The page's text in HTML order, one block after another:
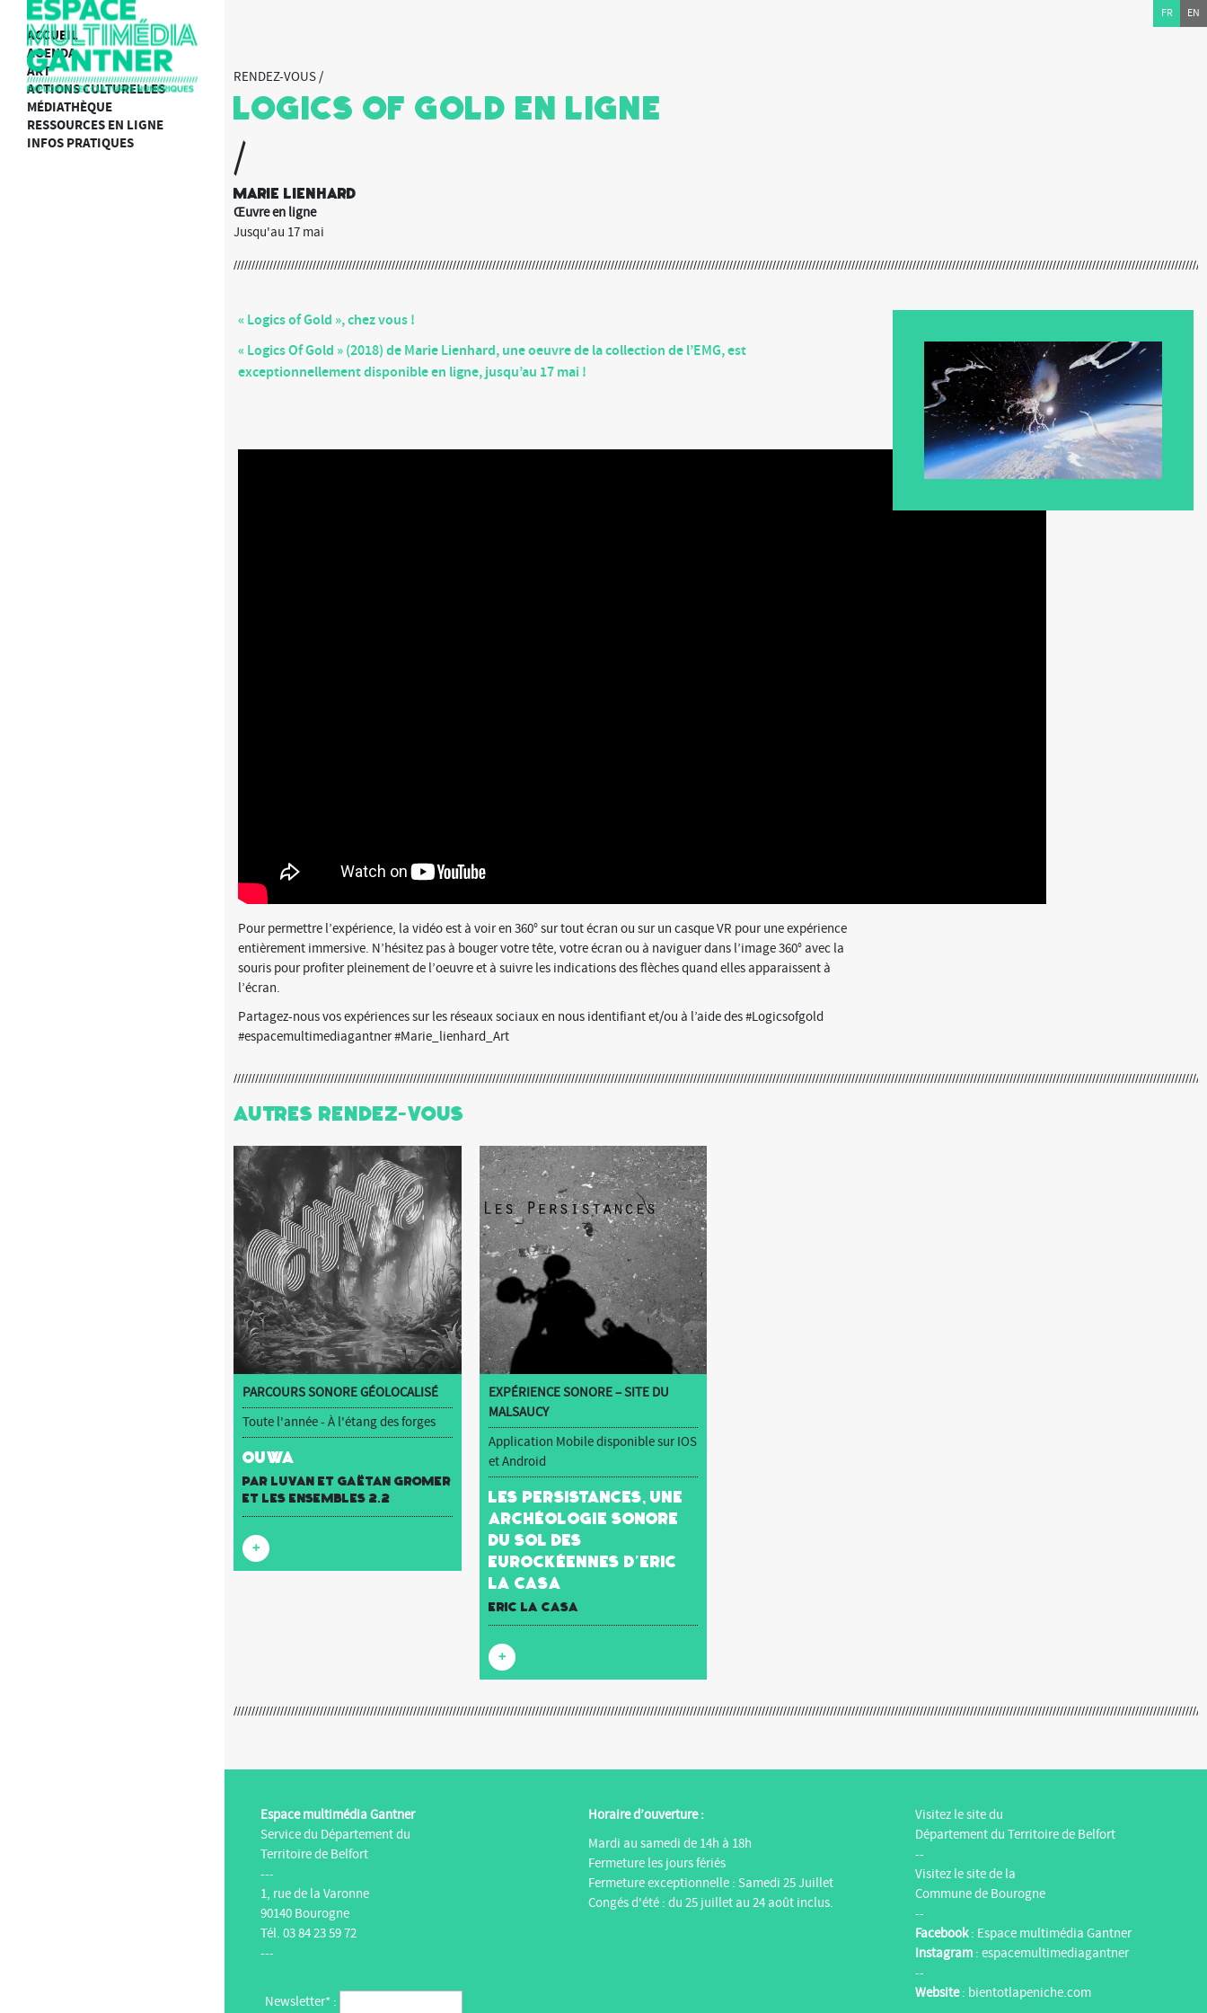
ACCUEIL
AGENDA
ART
ACTIONS CULTURELLES
MÉDIATHÈQUE
RESSOURCES EN LIGNE
INFOS PRATIQUES
RENDEZ-VOUS /
Logics of gold en ligne
/
Marie Lienhard
Œuvre en ligne
Jusqu'au 17 mai
« Logics of Gold », chez vous !
« Logics Of Gold » (2018) de Marie Lienhard, une oeuvre de la collection de l’EMG, est
exceptionnellement disponible en ligne, jusqu’au 17 mai !
Pour permettre l’expérience, la vidéo est à voir en 360° sur tout écran ou sur un casque VR pour une expérience
entièrement immersive. N’hésitez pas à bouger votre tête, votre écran ou à naviguer dans l’image 360° avec la
souris pour profiter pleinement de l’oeuvre et à suivre les indications des flèches quand elles apparaissent à
l’écran.
Partagez-nous vos expériences sur les réseaux sociaux en nous identifiant et/ou à l’aide des #Logicsofgold
#espacemultimediagantner #Marie_lienhard_Art
Autres Rendez-Vous
PARCOURS SONORE GÉOLOCALISÉ
Toute l'année - À l'étang des forges
OUWA
par luvan et Gaëtan Gromer
et Les Ensembles 2.2
+
EXPÉRIENCE SONORE – SITE DU
MALSAUCY
Application Mobile disponible sur IOS
et Android
Les Persistances, une
archéologie sonore
du sol des
Eurockéennes d’Eric
La Casa
Eric La Casa
+
Espace multimédia Gantner
Service du Département du
Territoire de Belfort
---
1, rue de la Varonne
90140 Bourogne
Tél. 03 84 23 59 72
---
Newsletter* :
Horaire d’ouverture :
Mardi au samedi de 14h à 18h
Fermeture les jours fériés
Fermeture exceptionnelle : Samedi 25 Juillet
Congés d'été : du 25 juillet au 24 août inclus.
Visitez le site du
Département du Territoire de Belfort
--
Visitez le site de la
Commune de Bourogne
--
Facebook: Espace multimédia Gantner
Instagram :espacemultimediagantner
--
Website: bientotlapeniche.com
FR EN